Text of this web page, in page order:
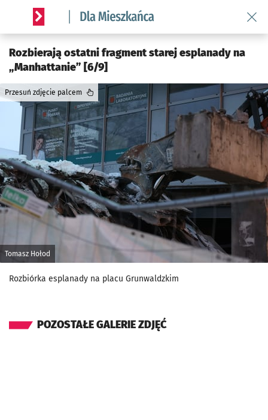
Serwis informacyjny wroclaw.pl podserwis: Dla mieszkańca
Rozbierają ostatni fragment starej esplanady na
„Manhattanie” [6/9]
Tomasz Hołod
Przesuń zdjęcie palcem
Rozbiórka esplanady na placu Grunwaldzkim
POZOSTAŁE GALERIE ZDJĘĆ